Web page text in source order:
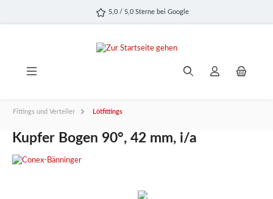
5,0 / 5,0 Sterne bei Google
Fittings und Verteiler Lötfittings
Kupfer Bogen 90°, 42 mm, i/a